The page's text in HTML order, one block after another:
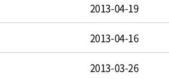
2013-04-19
2013-04-16
2013-03-26